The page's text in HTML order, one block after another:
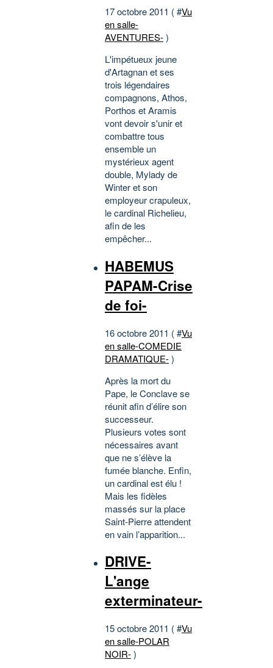
17 octobre 2011 ( #Vu
en salle-
AVENTURES-)
L'impétueux jeune
d'Artagnan et ses
trois légendaires
compagnons, Athos,
Porthos et Aramis
vont devoir s'unir et
combattre tous
ensemble un
mystérieux agent
double, Mylady de
Winter et son
employeur crapuleux,
le cardinal Richelieu,
afin de les
empêcher...
HABEMUS
PAPAM-Crise
de foi-
16 octobre 2011 ( #Vu
en salle-COMEDIE
DRAMATIQUE-)
Après la mort du
Pape, le Conclave se
réunit afin d’élire son
successeur.
Plusieurs votes sont
nécessaires avant
que ne s’élève la
fumée blanche. Enfin,
un cardinal est élu !
Mais les fidèles
massés sur la place
Saint-Pierre attendent
en vain l’apparition...
DRIVE-
L'ange
exterminateur-
15 octobre 2011 ( #Vu
en salle-POLAR
NOIR-)